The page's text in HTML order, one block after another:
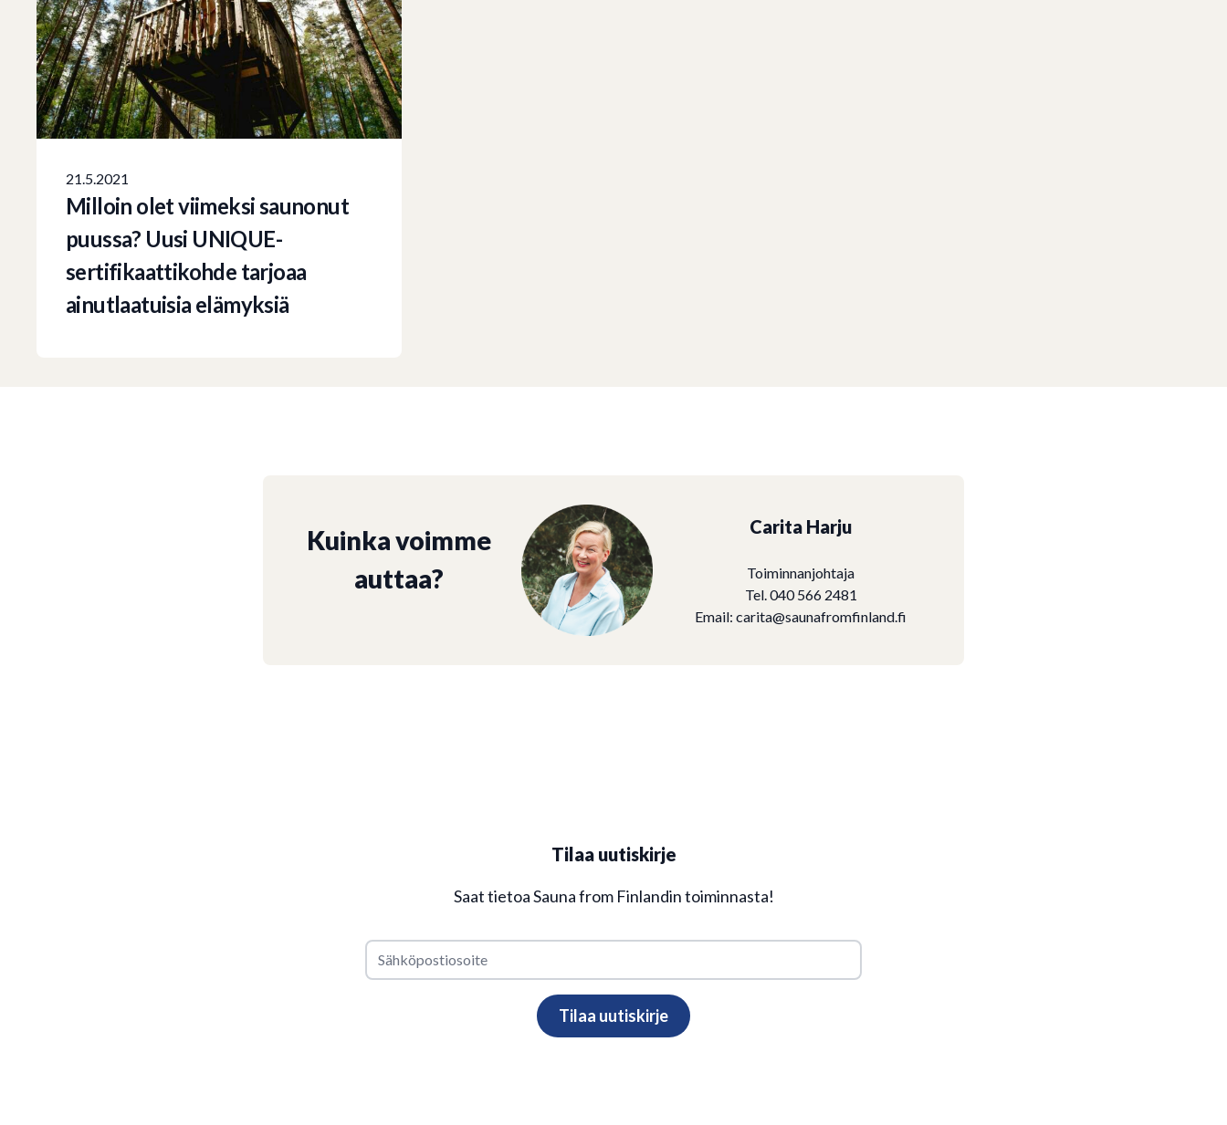
21.5.2021
Milloin olet viimeksi saunonut
puussa? Uusi UNIQUE-
sertifikaattikohde tarjoaa
ainutlaatuisia elämyksiä
Kuinka voimme
auttaa?
Carita Harju
Toiminnanjohtaja
Tel. 040 566 2481
Email:carita@saunafromfinland.fi
Tilaa uutiskirje
Saat tietoa Sauna from Finlandin toiminnasta!